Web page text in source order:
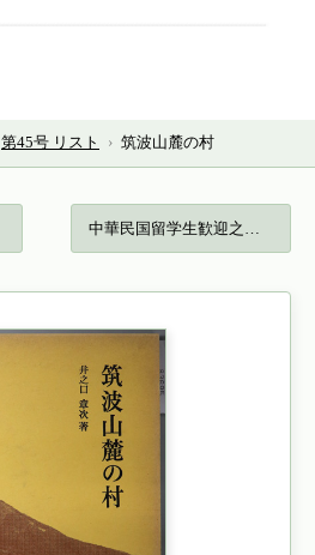
第45号 リスト › 筑波山麓の村
中華民国留学生歓迎之会 昭和５年２月２５… →